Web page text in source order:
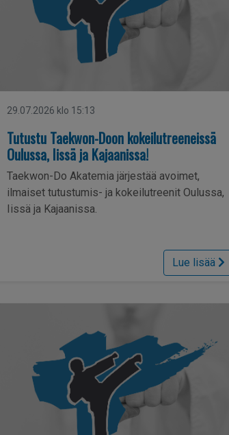
29.07.2026 klo 15:13
Tutustu Taekwon-Doon kokeilutreeneissä
Oulussa, Iissä ja Kajaanissa!
Taekwon-Do Akatemia järjestää avoimet,
ilmaiset tutustumis- ja kokeilutreenit Oulussa,
Iissä ja Kajaanissa.
Lue lisää